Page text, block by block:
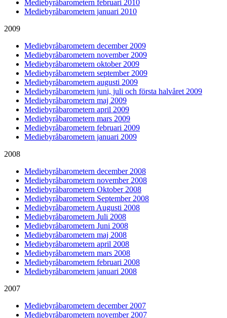
Mediebyråbarometern februari 2010
Mediebyråbarometern januari 2010
2009
Mediebyråbarometern december 2009
Mediebyråbarometern november 2009
Mediebyråbarometern oktober 2009
Mediebyråbarometern september 2009
Mediebyråbarometern augusti 2009
Mediebyråbarometern juni, juli och första halvåret 2009
Mediebyråbarometern maj 2009
Mediebyråbarometern april 2009
Mediebyråbarometern mars 2009
Mediebyråbarometern februari 2009
Mediebyråbarometern januari 2009
2008
Mediebyråbarometern december 2008
Mediebyråbarometern november 2008
Mediebyråbarometern Oktober 2008
Mediebyråbarometern September 2008
Mediebyråbarometern Augusti 2008
Mediebyråbarometern Juli 2008
Mediebyråbarometern Juni 2008
Mediebyråbarometern maj 2008
Mediebyråbarometern april 2008
Mediebyråbarometern mars 2008
Mediebyråbarometern februari 2008
Mediebyråbarometern januari 2008
2007
Mediebyråbarometern december 2007
Mediebyråbarometern november 2007